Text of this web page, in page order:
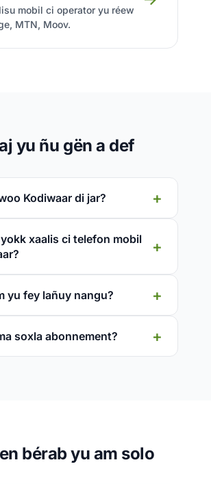
mobil ci operator yu réew
MTN, Moov.
yu ñu gën a def
Kodiwaar di jar?
xaalis ci telefon mobil
yu fey lañuy nangu?
soxla abonnement?
bérab yu am solo